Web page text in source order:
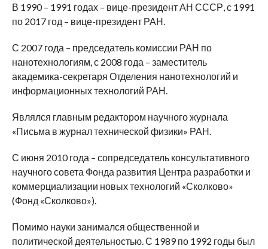
В 1990 – 1991 годах – вице-президент АН СССР, с 1991
по 2017 год – вице-президент РАН.
С 2007 года – председатель комиссии РАН по
нанотехнологиям, с 2008 года – заместитель
академика-секретаря Отделения нанотехнологий и
информационных технологий РАН.
Являлся главным редактором научного журнала
«Письма в журнал технической физики» РАН.
С июня 2010 года – сопредседатель консультативного
научного совета Фонда развития Центра разработки и
коммерциализации новых технологий «Сколково»
(Фонд «Сколково»).
Помимо науки занимался общественной и
политической деятельностью. С 1989 по 1992 годы был